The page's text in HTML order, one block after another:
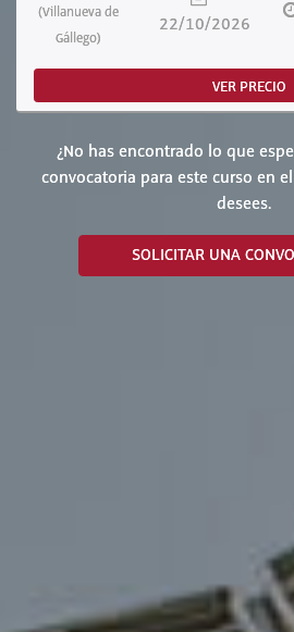
(Villanueva de
Gállego)
22/10/2026
VER PRECIO
¿No has encontrado lo que
convocatoria para este curso en
desees.
SOLICITAR UNA